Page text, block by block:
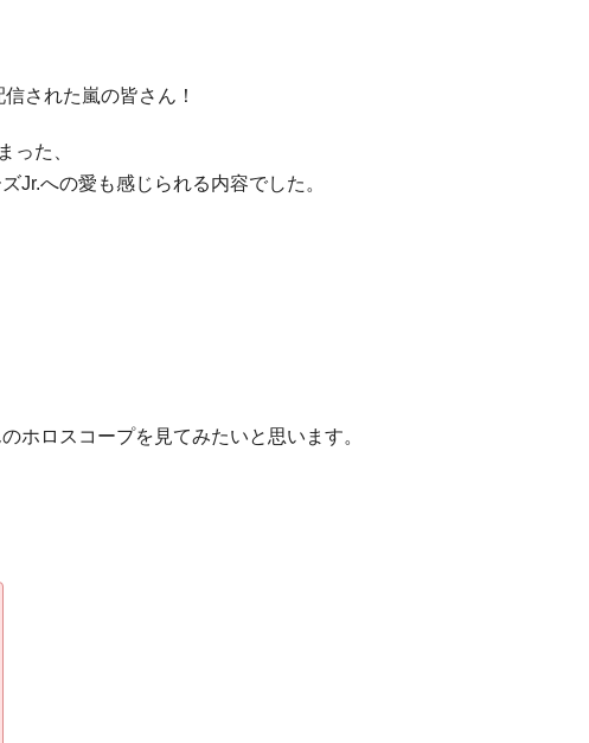
された嵐の皆さん！
った、
Jr.への愛も感じられる内容でした。
ホロスコープを見てみたいと思います。